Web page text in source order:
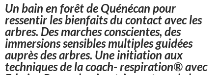
Un bain en forêt de Quénécan pour
ressentir les bienfaits du contact avec les
arbres. Des marches conscientes, des
immersions sensibles multiples guidées
auprès des arbres. Une initiation aux
techniques de lacoach- respiration®avec